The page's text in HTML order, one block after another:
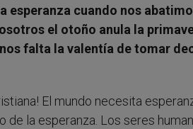
esperanza cuando nos
el otoño anula la
falta la valentía de tomar
El mundo necesita
la esperanza. Los seres